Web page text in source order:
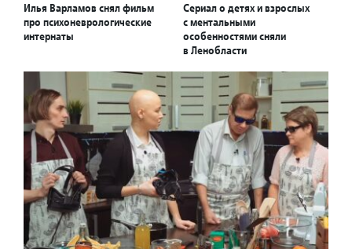
Илья Варламов снял фильм
про психоневрологические
интернаты
Сериал о детях и взрослых
с ментальными
особенностями сняли
в Ленобласти